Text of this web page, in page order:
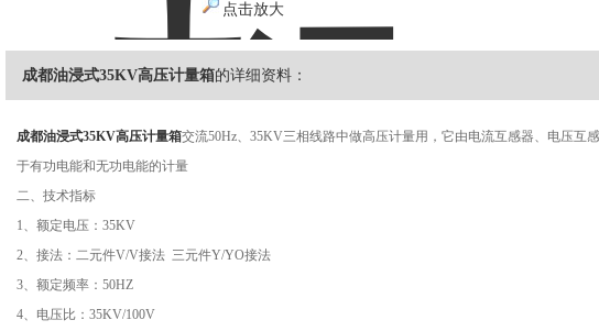
点击放大
成都油浸式35KV高压计量箱的详细资料：
成都油浸式35KV高压计量箱交流50Hz、35KV三相线路中做高压计量用，它由电流互感器、电压互
于有功电能和无功电能的计量
二、技术指标
1、额定电压：35KV
2、接法：二元件V/V接法 三元件Y/YO接法
3、额定频率：50HZ
4、电压比：35KV/100V